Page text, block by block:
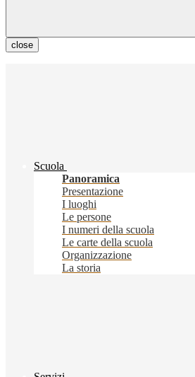
close
Scuola
Panoramica
Presentazione
I luoghi
Le persone
I numeri della scuola
Le carte della scuola
Organizzazione
La storia